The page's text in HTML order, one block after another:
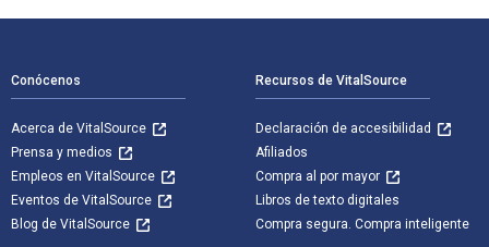
Conócenos
Acerca de VitalSource
Prensa y medios
Empleos en VitalSource
Eventos de VitalSource
Blog de VitalSource
Recursos de VitalSource
Declaración de accesibilidad
Afiliados
Compra al por mayor
Libros de texto digitales
Compra segura. Compra inteligente